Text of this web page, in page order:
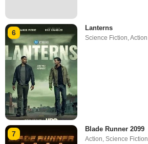
6
Lanterns
Science Fiction,Action
7
Blade Runner 2099
Action,Science Fiction